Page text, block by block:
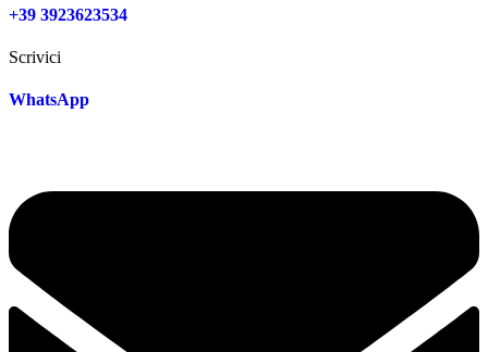
+39 3923623534
Scrivici
WhatsApp